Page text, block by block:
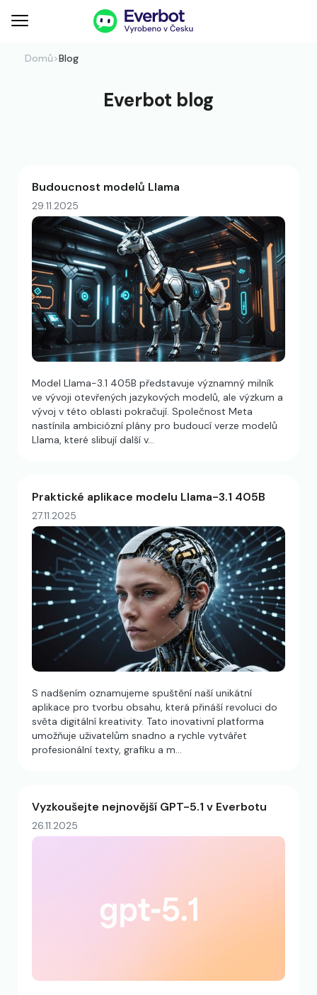
Domů>Blog
Everbot blog
Budoucnost modelů Llama
29.11.2025
Model Llama-3.1 405B představuje významný milník
ve vývoji otevřených jazykových modelů, ale výzkum a
vývoj v této oblasti pokračují. Společnost Meta
nastínila ambiciózní plány pro budoucí verze modelů
Llama, které slibují další v…
Praktické aplikace modelu Llama-3.1 405B
27.11.2025
S nadšením oznamujeme spuštění naší unikátní
aplikace pro tvorbu obsahu, která přináší revoluci do
světa digitální kreativity. Tato inovativní platforma
umožňuje uživatelům snadno a rychle vytvářet
profesionální texty, grafiku a m…
Vyzkoušejte nejnovější GPT-5.1 v Everbotu
26.11.2025